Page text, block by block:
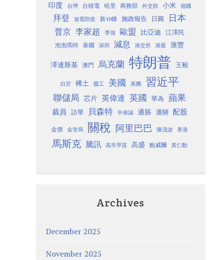
印度
台灣 台積電 哈里 商務部 外交部 小米 德國
拜登 放寬防疫 新10條 施政報告 日圓 日本
普京 李家超 李強 歐盟 比亞迪 江澤民
泡泡瑪特 泰國 深圳 減息 港交所 港股 滙豐
澤連斯基 澳門 烏克蘭 特朗普 王毅
白宮 稀土 罷工 美國 美團 習近平
聯儲局 芯片 英偉達 英國 華為 蘋果
裁員 訪華 貝森特 辛偉誠 通脹 通關 配股
金價 金管局 關稅 阿里巴巴 陳茂波 香港
馬斯克 騰訊 高市早苗 高盛 鮑威爾 黃仁勳
Archives
December 2025
November 2025